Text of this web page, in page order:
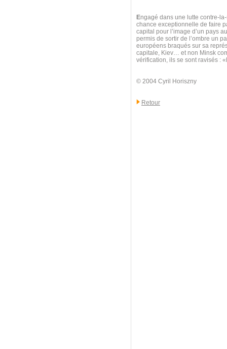
Engagé dans une lutte contre-
chance exceptionnelle de faire
capital pour l’image d’un pays
permis de sortir de l’ombre un
européens braqués sur sa
capitale, Kiev… et non Minsk
vérification, ils se sont ravisés :
© 2004 Cyril Horiszny
Retour